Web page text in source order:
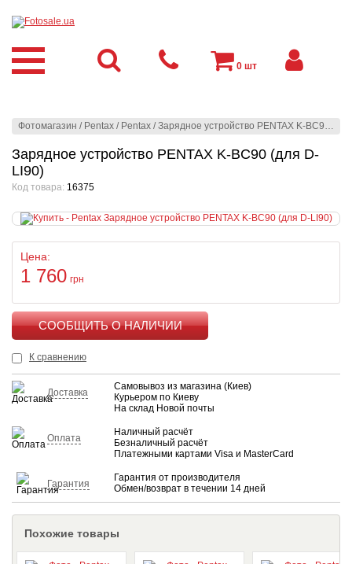
Фотомагазин / Pentax / Pentax /Зарядное устройство PENTAX K-BC90 (для D-LI90)
Зарядное устройство PENTAX K-BC90 (для D-
LI90)
Код товара: 16375
Цена:
1 760 грн
К сравнению
Доставка
Самовывоз из магазина (Киев)
Курьером по Киеву
На склад Новой почты
Оплата
Наличный расчёт
Безналичный расчёт
Платежными картами Visa и MasterCard
Гарантия
Гарантия от производителя
Обмен/возврат в течении 14 дней
Похожие товары
0 шт